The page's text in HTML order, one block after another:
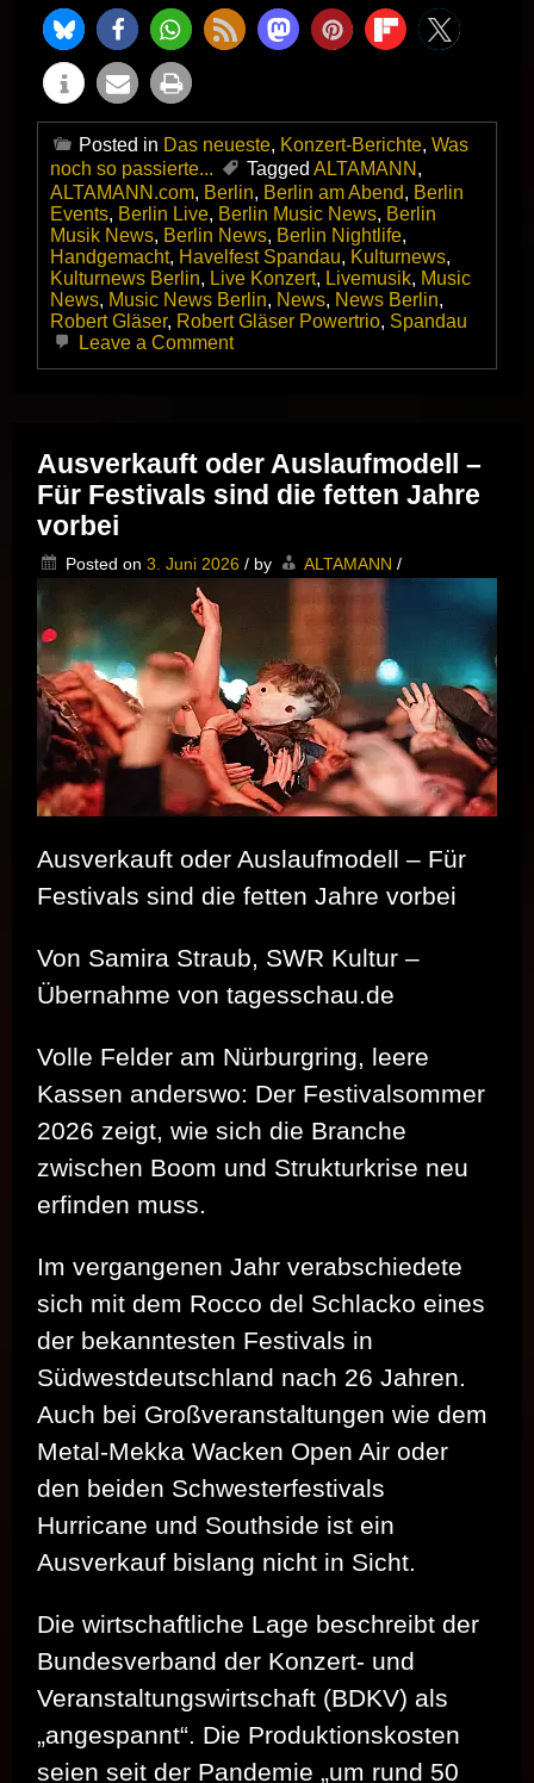
Posted in Das neueste, Konzert-Berichte, Was
noch so passierte...
Tagged ALTAMANN ,
ALTAMANN.com, Berlin, Berlin am Abend, Berlin
Events, Berlin Live, Berlin Music News, Berlin
Musik News, Berlin News, Berlin Nightlife,
Handgemacht, Havelfest Spandau, Kulturnews,
Kulturnews Berlin, Live Konzert, Livemusik, Music
News, Music News Berlin, News, News Berlin,
Robert Gläser, Robert Gläser Powertrio, Spandau
Leave a Commenton
es
manchmal
ganz
Das
Robert
Powertrio
das
Spandauer
Havelfest
2026
Ausverkauft oder Auslaufmodell –
Für Festivals sind die fetten Jahre
vorbei
Posted on 3. Juni 2026 / by ALTAMANN /
Ausverkauft oder Auslaufmodell – Für
Festivals sind die fetten Jahre vorbei
Von Samira Straub, SWR Kultur –
Übernahme von tagesschau.de
Volle Felder am Nürburgring, leere
Kassen anderswo: Der Festivalsommer
2026 zeigt, wie sich die Branche
zwischen Boom und Strukturkrise neu
erfinden muss.
Im vergangenen Jahr verabschiedete
sich mit dem Rocco del Schlacko eines
der bekanntesten Festivals in
Südwestdeutschland nach 26 Jahren.
Auch bei Großveranstaltungen wie dem
Metal-Mekka Wacken Open Air oder
den beiden Schwesterfestivals
Hurricane und Southside ist ein
Ausverkauf bislang nicht in Sicht.
Die wirtschaftliche Lage beschreibt der
Bundesverband der Konzert- und
Veranstaltungswirtschaft (BDKV) als
„angespannt“. Die Produktionskosten
seien seit der Pandemie „um rund 50